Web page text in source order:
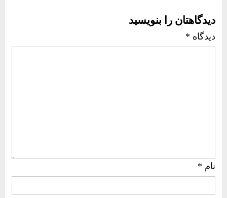
دیدگاهتان را بنویسید
دیدگاه *
نام *